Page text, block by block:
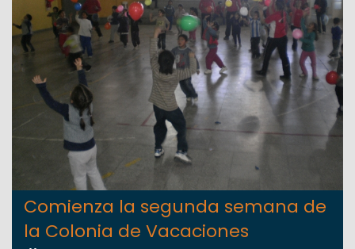
Comienza la segunda semana de
la Colonia de Vacaciones